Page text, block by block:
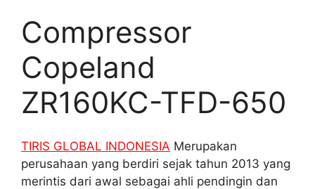
Compressor
Copeland
ZR160KC-TFD-650
TIRIS GLOBAL INDONESIA Merupakan
perusahaan yang berdiri sejak tahun 2013 yang
merintis dari awal sebagai ahli pendingin dan